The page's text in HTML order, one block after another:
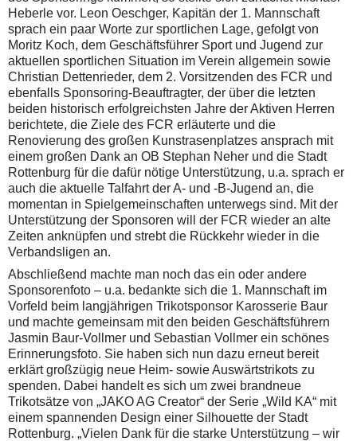
Heberle vor. Leon Oeschger, Kapitän der 1. Mannschaft
sprach ein paar Worte zur sportlichen Lage, gefolgt von
Moritz Koch, dem Geschäftsführer Sport und Jugend zur
aktuellen sportlichen Situation im Verein allgemein sowie
Christian Dettenrieder, dem 2. Vorsitzenden des FCR und
ebenfalls Sponsoring-Beauftragter, der über die letzten
beiden historisch erfolgreichsten Jahre der Aktiven Herren
berichtete, die Ziele des FCR erläuterte und die
Renovierung des großen Kunstrasenplatzes ansprach mit
einem großen Dank an OB Stephan Neher und die Stadt
Rottenburg für die dafür nötige Unterstützung, u.a. sprach er
auch die aktuelle Talfahrt der A- und -B-Jugend an, die
momentan in Spielgemeinschaften unterwegs sind. Mit der
Unterstützung der Sponsoren will der FCR wieder an alte
Zeiten anknüpfen und strebt die Rückkehr wieder in die
Verbandsligen an.
Abschließend machte man noch das ein oder andere
Sponsorenfoto – u.a. bedankte sich die 1. Mannschaft im
Vorfeld beim langjährigen Trikotsponsor Karosserie Baur
und machte gemeinsam mit den beiden Geschäftsführern
Jasmin Baur-Vollmer und Sebastian Vollmer ein schönes
Erinnerungsfoto. Sie haben sich nun dazu erneut bereit
erklärt großzügig neue Heim- sowie Auswärtstrikots zu
spenden. Dabei handelt es sich um zwei brandneue
Trikotsätze von „JAKO AG Creator“ der Serie „Wild KA“ mit
einem spannenden Design einer Silhouette der Stadt
Rottenburg. „Vielen Dank für die starke Unterstützung – wir